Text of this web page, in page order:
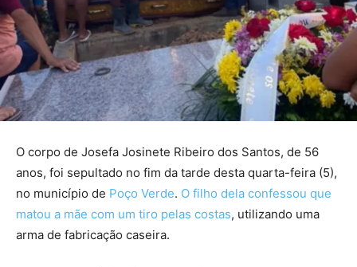
O corpo de Josefa Josinete Ribeiro dos Santos, de 56
anos, foi sepultado no fim da tarde desta quarta-feira (5),
no município de Poço Verde. O filho dela confessou que
matou a mãe com um tiro pelas costas, utilizando uma
arma de fabricação caseira.